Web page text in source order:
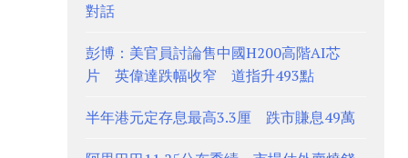
對話
彭博：美官員討論售中國H200高階AI芯
片 英偉達跌幅收窄 道指升493點
半年港元定存息最高3.3厘 跌市賺息49萬